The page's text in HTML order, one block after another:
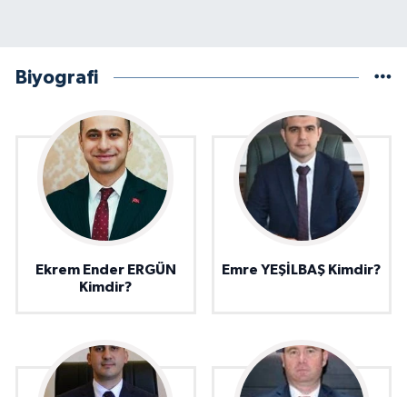
Biyografi
Ekrem Ender ERGÜN
Kimdir?
Emre YEŞİLBAŞ Kimdir?